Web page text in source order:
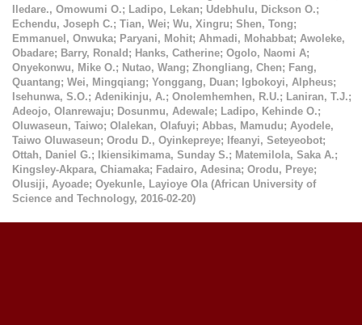
Iledare., Omowumi O.; Ladipo, Lekan; Udebhulu, Dickson O.;
Echendu, Joseph C.; Tian, Wei; Wu, Xingru; Shen, Tong;
Emmanuel, Onwuka; Paryani, Mohit; Ahmadi, Mohabbat; Awoleke,
Obadare; Barry, Ronald ; Hanks, Catherine; Ogolo, Naomi A;
Onyekonwu, Mike O.; Nutao, Wang; Zhongliang, Chen; Fang,
Quantang; Wei, Mingqiang; Yonggang, Duan; Igbokoyi, Alpheus;
Isehunwa, S.O.; Adenikinju, A.; Onolemhemhen, R.U.; Laniran, T.J.;
Adeojo, Olanrewaju; Dosunmu, Adewale; Ladipo, Kehinde O.;
Oluwaseun, Taiwo; Olalekan, Olafuyi; Abbas, Mamudu; Ayodele,
Taiwo Oluwaseun; Orodu D., Oyinkepreye; Ifeanyi, Seteyeobot;
Ottah, Daniel G.; Ikiensikimama, Sunday S.; Matemilola, Saka A.;
Kingsley-Akpara, Chiamaka; Fadairo, Adesina; Orodu, Preye;
Olusiji, Ayoade; Oyekunle, Layioye Ola (African University of
Science and Technology, 2016-02-20)